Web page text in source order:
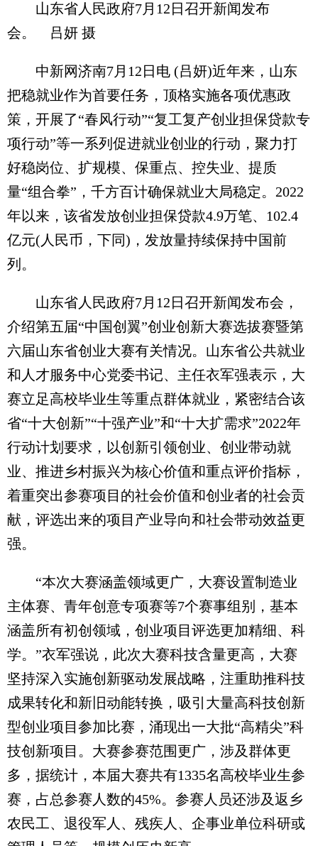
山东省人民政府7月12日召开新闻发布
会。 吕妍 摄
中新网济南7月12日电 (吕妍)近年来，山东
把稳就业作为首要任务，顶格实施各项优惠政
策，开展了“春风行动”“复工复产创业担保贷款专
项行动”等一系列促进就业创业的行动，聚力打
好稳岗位、扩规模、保重点、控失业、提质
量“组合拳”，千方百计确保就业大局稳定。2022
年以来，该省发放创业担保贷款4.9万笔、102.4
亿元(人民币，下同)，发放量持续保持中国前
列。
山东省人民政府7月12日召开新闻发布会，
介绍第五届“中国创翼”创业创新大赛选拔赛暨第
六届山东省创业大赛有关情况。山东省公共就业
和人才服务中心党委书记、主任衣军强表示，大
赛立足高校毕业生等重点群体就业，紧密结合该
省“十大创新”“十强产业”和“十大扩需求”2022年
行动计划要求，以创新引领创业、创业带动就
业、推进乡村振兴为核心价值和重点评价指标，
着重突出参赛项目的社会价值和创业者的社会贡
献，评选出来的项目产业导向和社会带动效益更
强。
“本次大赛涵盖领域更广，大赛设置制造业
主体赛、青年创意专项赛等7个赛事组别，基本
涵盖所有初创领域，创业项目评选更加精细、科
学。”衣军强说，此次大赛科技含量更高，大赛
坚持深入实施创新驱动发展战略，注重助推科技
成果转化和新旧动能转换，吸引大量高科技创新
型创业项目参加比赛，涌现出一大批“高精尖”科
技创新项目。大赛参赛范围更广，涉及群体更
多，据统计，本届大赛共有1335名高校毕业生参
赛，占总参赛人数的45%。参赛人员还涉及返乡
农民工、退役军人、残疾人、企事业单位科研或